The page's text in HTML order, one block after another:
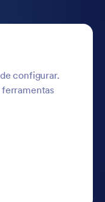
configurar.
ferramentas